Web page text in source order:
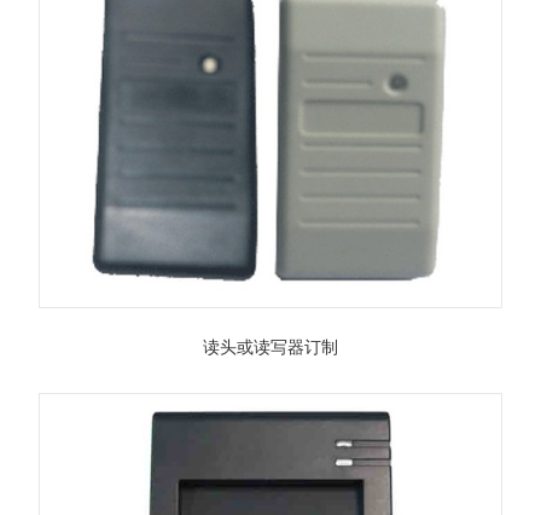
读头或读写器订制